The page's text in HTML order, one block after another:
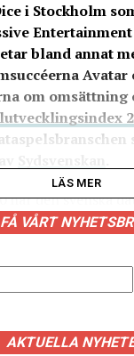
i Stockholm
bland annat
Avatar
om omsättning
har den svenska
28 och 42
Under 2020
noteras att
LÄS MER
FÅ VÅRT
AKTUELLA